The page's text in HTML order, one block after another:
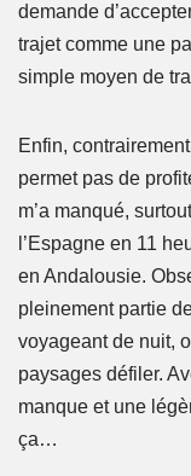
demande
trajet comme une
simple moyen de
Enfin,
permet pas de
m’a manqué,
l’Espagne en 11
en Andalousie.
pleinement partie
voyageant de nuit,
paysages défiler.
manque et une
ça…